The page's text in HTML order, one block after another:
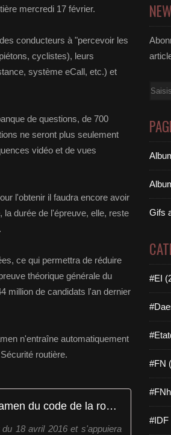
mercredi 17 février.
conducteurs à "percevoir les
cyclistes), leurs
système eCall, etc.) et
de questions, de 700
ne seront plus seulement
vidéo et de vues
l'obtenir il faudra encore avoir
durée de l'épreuve, elle, reste
ce qui permettra de réduire
théorique générale du
million de candidats l'an dernier
n'entraîne automatiquement
routière.
Examen du code de la route : ce qui va changer
18 avril 2016 et s'appuiera
Email
Gifs
#EI
#FN
#IDF